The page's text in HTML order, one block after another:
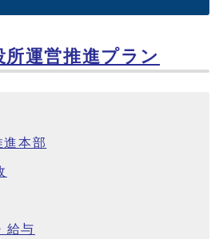
運営推進プラン
本部
給与